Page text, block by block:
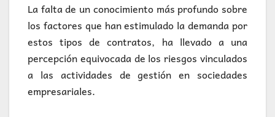
La falta de un conocimiento más profundo sobre
los factores que han estimulado la demanda por
estos tipos de contratos, ha llevado a una
percepción equivocada de los riesgos vinculados
a las actividades de gestión en sociedades
empresariales.